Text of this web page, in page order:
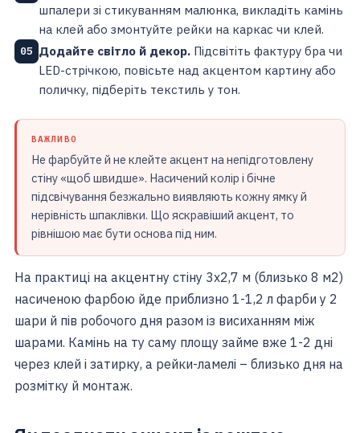
шпалери зі стикуванням малюнка, викладіть камінь
на клей або змонтуйте рейки на каркас чи клей.
05 Додайте світло й декор. Підсвітіть фактуру бра чи
LED-стрічкою, повісьте над акцентом картину або
поличку, підберіть текстиль у тон.
ВАЖЛИВО
Не фарбуйте й не клейте акцент на непідготовлену
стіну «щоб швидше». Насичений колір і бічне
підсвічування безжально виявляють кожну ямку й
нерівність шпаклівки. Що яскравіший акцент, то
рівнішою має бути основа під ним.
На практиці на акцентну стіну 3х2,7 м (близько 8 м2)
насиченою фарбою йде приблизно 1-1,2 л фарби у 2
шари й пів робочого дня разом із висиханням між
шарами. Камінь на ту саму площу займе вже 1-2 дні
через клей і затирку, а рейки-ламелі – близько дня на
розмітку й монтаж.